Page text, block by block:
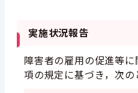
実施状況報告
障害者の雇用の促進等
項の規定に基づき，次